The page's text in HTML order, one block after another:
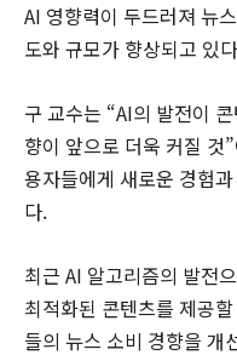
AI 영향력이 두드러져 뉴
도와 규모가 향상되고 있
구 교수는 “AI의 발전이
향이 앞으로 더욱 커질 것
용자들에게 새로운 경험
다.
최근 AI 알고리즘의 발전
최적화된 콘텐츠를 제공
들의 뉴스 소비 경향을 개